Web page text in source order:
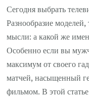
Сегодня выбрать
Разнообразие
мысли: а какой же
Особенно если вы
максимум от своего
матчей, насыщенный
фильмом. В этой